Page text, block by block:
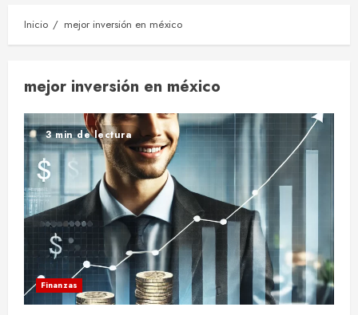
Inicio mejor inversión en méxico
mejor inversión en méxico
3 min de lectura
Finanzas